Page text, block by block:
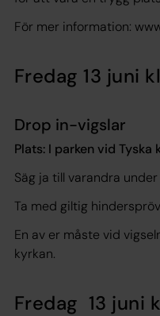
För mer information:
Fredag 13 juni
Drop in-vigslar
Plats: I parken vid Tyska
Säg ja till varandra
Ta med giltig
En av er måste vid
kyrkan.
Fredag 13 juni